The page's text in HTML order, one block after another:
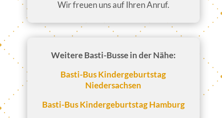
Wir freuen uns auf Ihren Anruf.
Weitere Basti-Busse in der Nähe:
Basti-Bus Kindergeburtstag
Niedersachsen
Basti-Bus Kindergeburtstag Hamburg